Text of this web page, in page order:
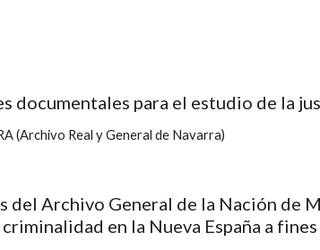
documentales para el estudio de la
(Archivo Real y General de Navarra)
del Archivo General de la Nación de
en la Nueva España a